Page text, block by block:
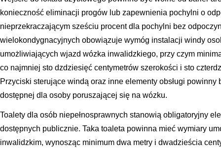
konieczność eliminacji progów lub zapewnienia pochylni o
nieprzekraczającym sześciu procent dla pochylni bez
wielokondygnacyjnych obowiązuje wymóg instalacji windy
umożliwiających wjazd wózka inwalidzkiego, przy czym
co najmniej sto dzdziesięć centymetrów szerokości i sto
Przyciski sterujące windą oraz inne elementy obsługi
dostępnej dla osoby poruszającej się na wózku.
Toalety dla osób niepełnosprawnych stanowią obligatoryjny
dostępnych publicznie. Taka toaleta powinna mieć wymiary
inwalidzkim, wynosząc minimum dwa metry i dwadzieścia